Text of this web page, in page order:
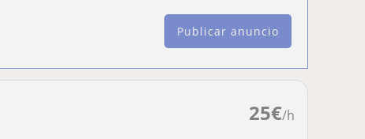
Publicar anuncio
25€/h